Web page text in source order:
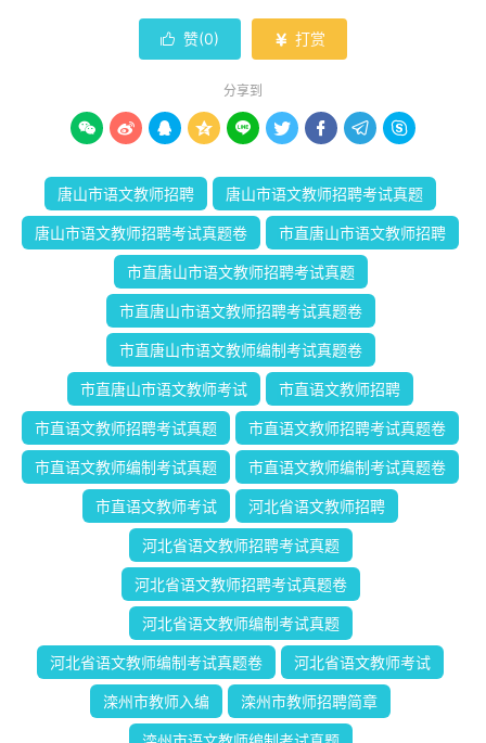
 赞(0)  打赏
分享到
        
唐山市语文教师招聘 唐山市语文教师招聘考试真题
唐山市语文教师招聘考试真题卷 市直唐山市语文教师招聘
市直唐山市语文教师招聘考试真题
市直唐山市语文教师招聘考试真题卷
市直唐山市语文教师编制考试真题卷
市直唐山市语文教师考试 市直语文教师招聘
市直语文教师招聘考试真题 市直语文教师招聘考试真题卷
市直语文教师编制考试真题 市直语文教师编制考试真题卷
市直语文教师考试 河北省语文教师招聘
河北省语文教师招聘考试真题
河北省语文教师招聘考试真题卷
河北省语文教师编制考试真题
河北省语文教师编制考试真题卷 河北省语文教师考试
滦州市教师入编 滦州市教师招聘简章